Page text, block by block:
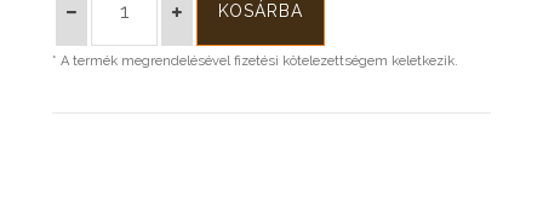
* A termék megrendelésével fizetési kötelezettségem keletkezik.